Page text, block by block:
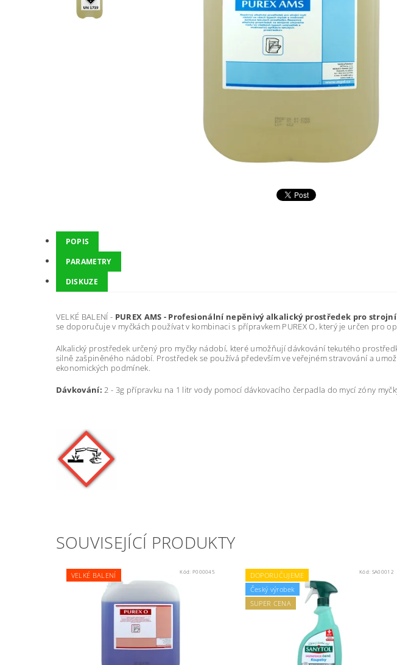
POPIS
PARAMETRY
DISKUZE
VELKÉ BALENÍ - PUREX AMS - Profesionální nepěnivý alkalický prostředek pro
se doporučuje v myčkách používat v kombinaci s přípravkem PUREX O, který je určen pro
Alkalický prostředek určený pro myčky nádobí, které umožňují dávkování tekutého
silně zašpiněného nádobí. Prostředek se používá především ve veřejném stravování a
ekonomických podmínek.
Dávkování: 2 - 3g přípravku na 1 litr vody pomocí dávkovacího čerpadla do mycí zóny
SOUVISEJÍCÍ PRODUKTY
VELKÉ BALENÍ Kód: P000045
DOPORUČUJEME
Český výrobek
SUPER CENA
Kód: SA00012